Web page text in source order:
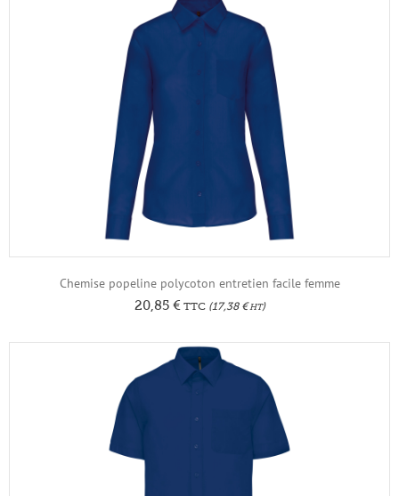
Chemise popeline polycoton entretien facile femme
20,85 €TTC(17,38 €HT)